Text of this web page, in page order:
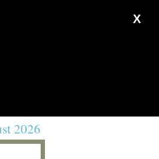
X
2026